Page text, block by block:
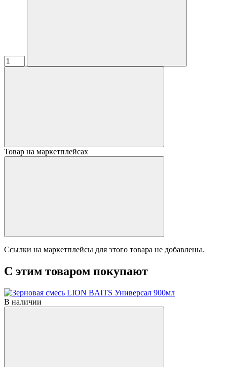
Товар на маркетплейсах
Ссылки на маркетплейсы для этого товара не добавлены.
С этим товаром покупают
В наличии